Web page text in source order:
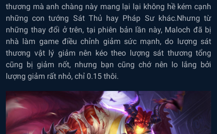
thương mà anh chàng này mang lại lại không hề kém cạnh
những con tướng Sát Thủ hay Pháp Sư khác.Nhưng từ
những thay đổi ở trên, tại phiên bản lần này, Maloch đã bị
nhà làm game điều chỉnh giảm sức mạnh, do lượng sát
thương vật lý giảm nên kéo theo lượng sát thương tổng
cũng bị giảm nốt, nhưng bạn cũng chớ nên lo lắng bởi
lượng giảm rất nhỏ, chỉ 0.15 thôi.